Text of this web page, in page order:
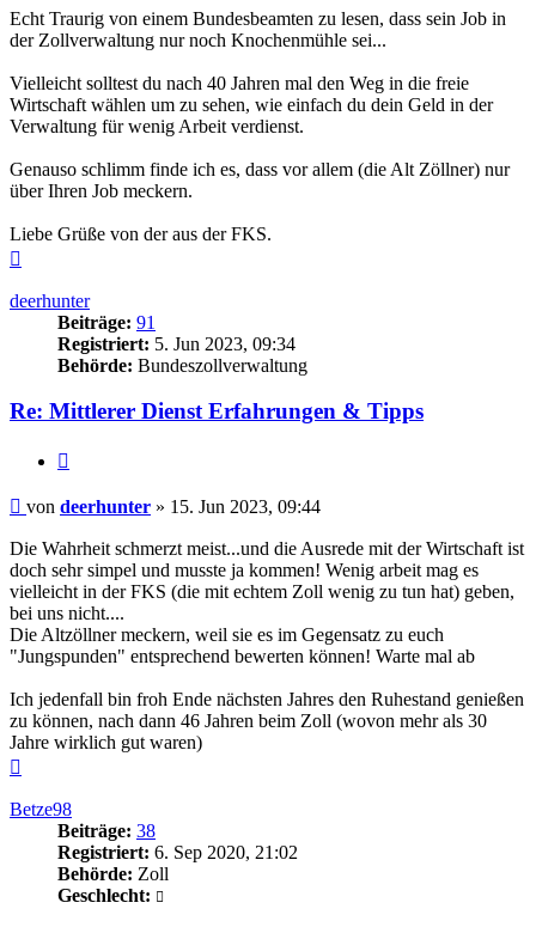
Echt Traurig von einem Bundesbeamten zu lesen, dass sein Job in
der Zollverwaltung nur noch Knochenmühle sei...
Vielleicht solltest du nach 40 Jahren mal den Weg in die freie
Wirtschaft wählen um zu sehen, wie einfach du dein Geld in der
Verwaltung für wenig Arbeit verdienst.
Genauso schlimm finde ich es, dass vor allem (die Alt Zöllner) nur
über Ihren Job meckern.
Liebe Grüße von der aus der FKS.
deerhunter
Beiträge: 91
Registriert: 5. Jun 2023, 09:34
Behörde: Bundeszollverwaltung
Re: Mittlerer Dienst Erfahrungen & Tipps
Beitrag
von deerhunter » 15. Jun 2023, 09:44
Die Wahrheit schmerzt meist...und die Ausrede mit der Wirtschaft ist
doch sehr simpel und musste ja kommen! Wenig arbeit mag es
vielleicht in der FKS (die mit echtem Zoll wenig zu tun hat) geben,
bei uns nicht....
Die Altzöllner meckern, weil sie es im Gegensatz zu euch
"Jungspunden" entsprechend bewerten können! Warte mal ab
Ich jedenfall bin froh Ende nächsten Jahres den Ruhestand genießen
zu können, nach dann 46 Jahren beim Zoll (wovon mehr als 30
Jahre wirklich gut waren)
Betze98
Beiträge: 38
Registriert: 6. Sep 2020, 21:02
Behörde: Zoll
Geschlecht: